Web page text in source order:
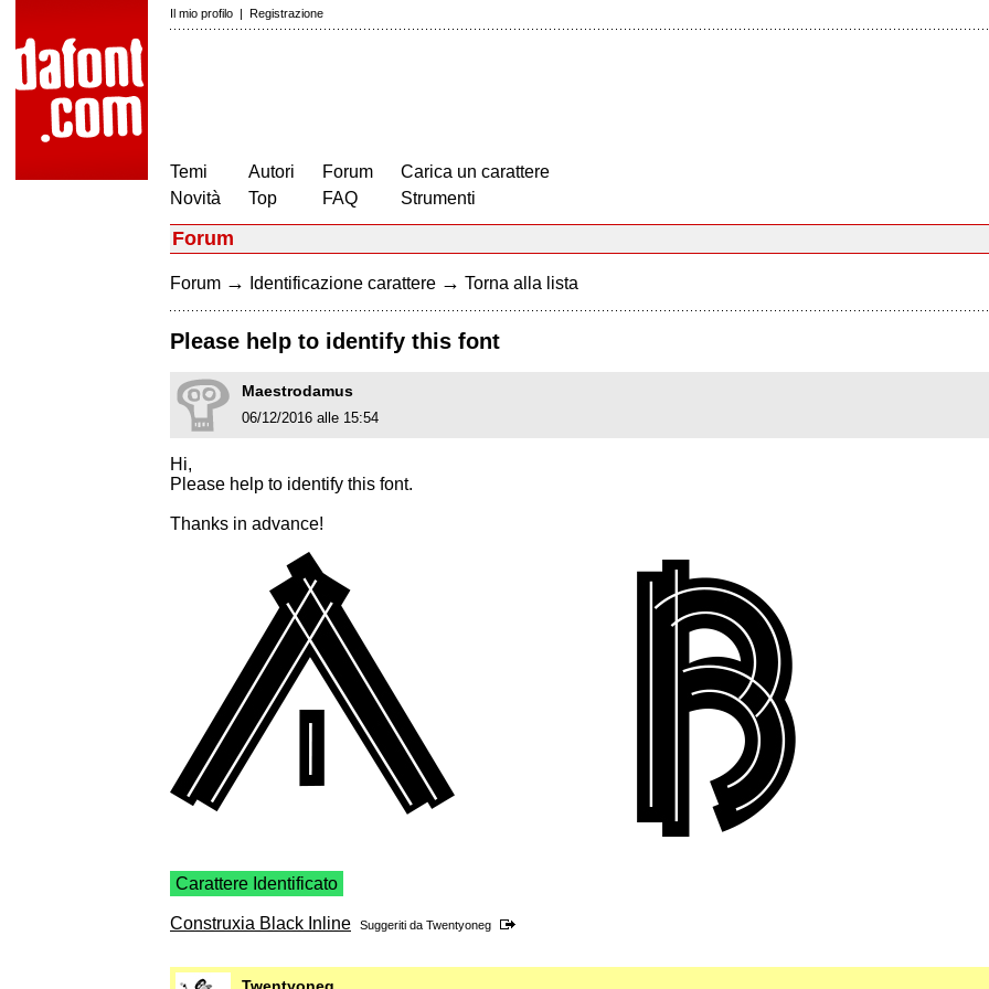
Il mio profilo | Registrazione
Temi
Novità
Autori
Top
Forum
FAQ
Carica un carattere
Strumenti
Forum
Forum → Identificazione carattere → Torna alla lista
Please help to identify this font
Maestrodamus
06/12/2016 alle 15:54
Hi,
Please help to identify this font.
Thanks in advance!
Carattere Identificato
Construxia Black Inline Suggeriti da Twentyoneg